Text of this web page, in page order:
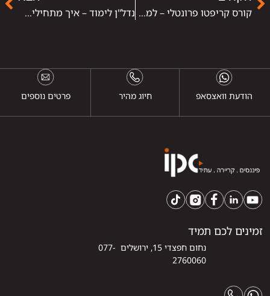
קורס קריפטו פרונטלי – למה ללמוד פנים אל פנים ומה היתרונות של מסלול מעשי? נדל"ן לימוד – איך מתחילים ללמוד נדל"ן בצורה נכונה?
הודעת וואצסאפ חיוג מהיר פרטים נוספים
זמינים לכם תמיד
נחום חפצדי 15, ירושלים 077-
2760060